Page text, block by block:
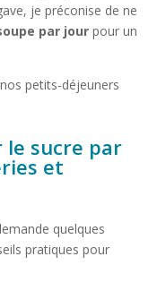
je préconise de ne
par jourpour un
petits-déjeuners
le sucre par
et
quelques
pratiques pour